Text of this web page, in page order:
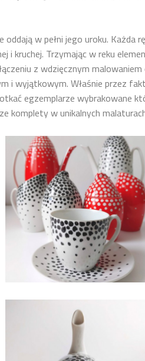
oddają w pełni jego uroku. Każda
i kruchej. Trzymając w reku
z wdzięcznym
i wyjątkowym. Właśnie przez
egzemplarze wybrakowane
komplety w unikalnych